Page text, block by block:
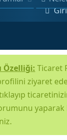
Özelliği: Ticaret
ziyaret
yaparak